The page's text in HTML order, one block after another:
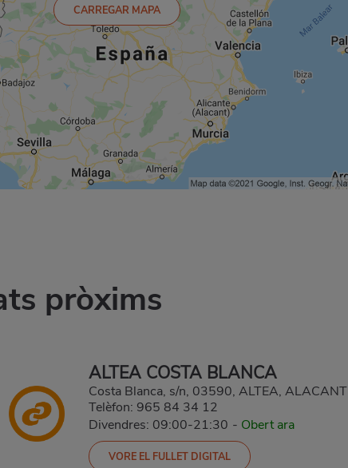
CARREGAR MAPA
pròxims
ALTEA COSTA BLANCA
Costa Blanca, s/n, 03590, ALTEA, ALACANT
Telèfon: 965 84 34 12
Divendres: 09:00-21:30 - Obert ara
VORE EL FULLET DIGITAL